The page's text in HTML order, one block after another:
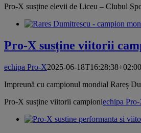
Pro-X susține elevii de Liceu – Clubul
Pro-X susține viitorii
echipa Pro-X2025-06-18T16:28:38+02:00
Impreună cu campionul mondial Rareș
Pro-X susține viitorii campioniechipa